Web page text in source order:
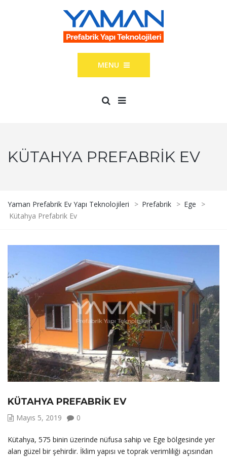
MENU
KÜTAHYA PREFABRIK EV
Yaman Prefabrik Ev Yapı Teknolojileri > Prefabrik > Ege
>
Kütahya Prefabrik Ev
KÜTAHYA PREFABRIK EV
Mayıs 5, 2019 0
Kütahya, 575 binin üzerinde nüfusa sahip ve Ege bölgesinde yer
alan güzel bir şehirdir. İklim yapısı ve toprak verimliliği açısından